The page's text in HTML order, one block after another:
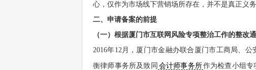
心，仅作为市场线下营销场所存在，并不是真正义
二、申请备案的前提
（一）根据厦门市互联网风险专项整治工作的整改
2016年12月，厦门市金融办联合厦门市工商局、
衡律师事务所及致同 会计师事务所作为检查小组专